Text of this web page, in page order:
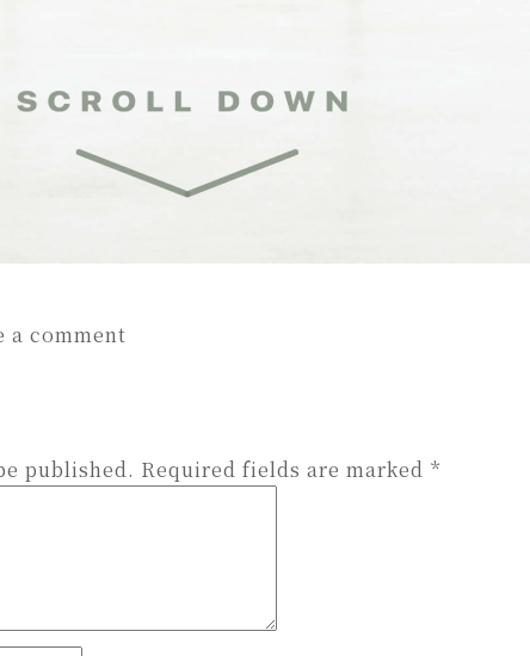
a comment
published. Required fields are marked *